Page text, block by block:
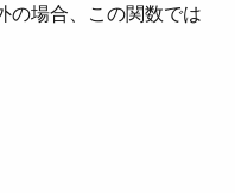
の場合、この関数では